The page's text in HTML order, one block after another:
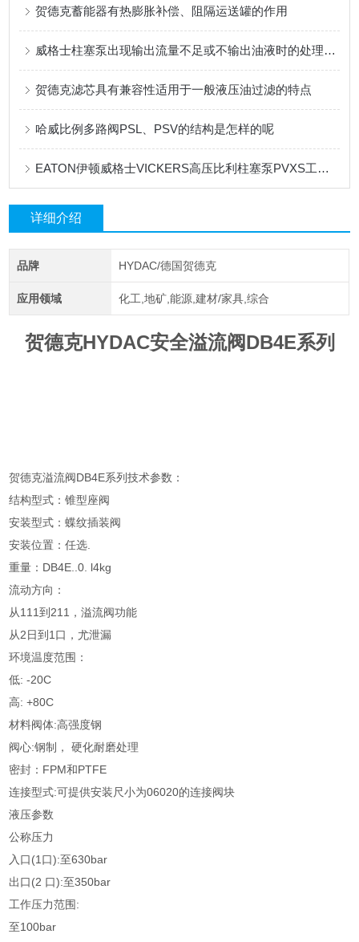
贺德克蓄能器有热膨胀补偿、阻隔运送罐的作用
威格士柱塞泵出现输出流量不足或不输出油液时的处理方法
贺德克滤芯具有兼容性适用于一般液压油过滤的特点
哈威比例多路阀PSL、PSV的结构是怎样的呢
EATON伊顿威格士VICKERS高压比利柱塞泵PVXS工作原理
详细介绍
品牌 HYDAC/德国贺德克
应用领域 化工,地矿,能源,建材/家具,综合
贺德克HYDAC安全溢流阀DB4E系列
贺德克溢流阀DB4E系列技术参数：
结构型式：锥型座阀
安装型式：蝶纹插装阀
安装位置：任选.
重量：DB4E..0. l4kg
流动方向：
从111到211，溢流阀功能
从2日到1口，尤泄漏
环境温度范围：
低: -20C
高: +80C
材料阀体:高强度钢
阀心:钢制， 硬化耐磨处理
密封：FPM和PTFE
连接型式:可提供安装尺小为06020的连接阀块
液压参数
公称压力
入口(1口):至630bar
出口(2 口):至350bar
工作压力范围:
至100bar